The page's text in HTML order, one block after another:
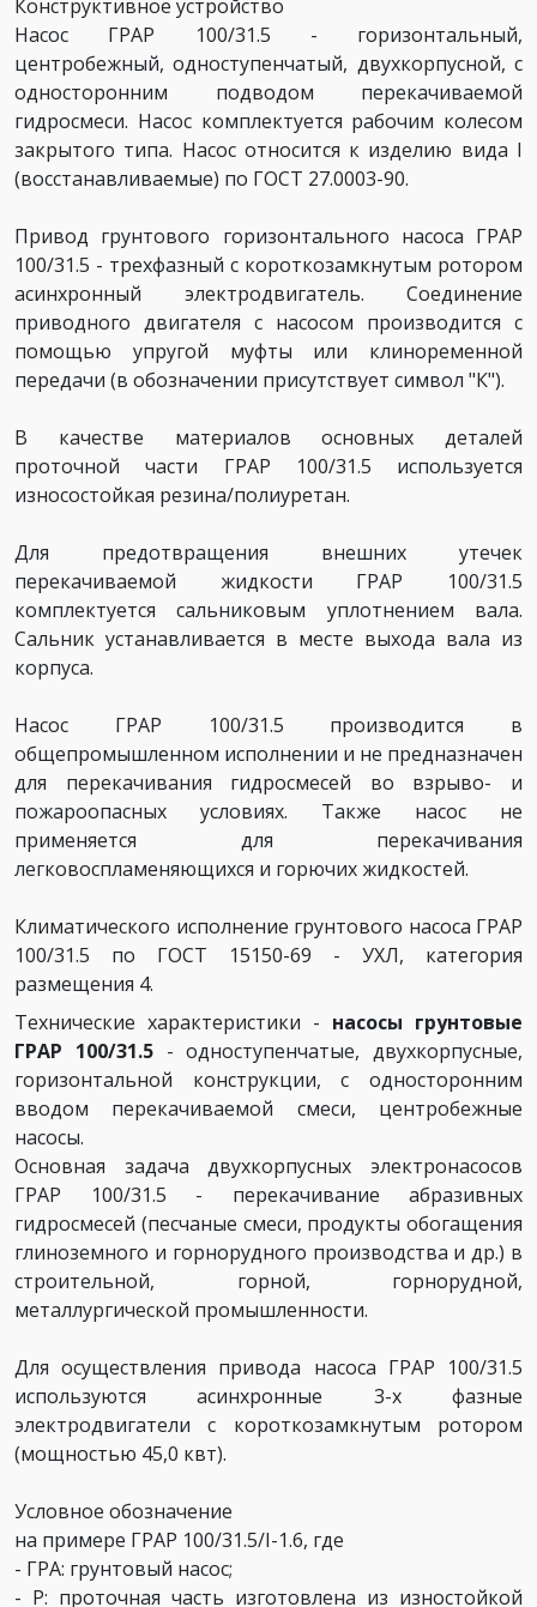
Конструктивное устройство
Насос ГРАР 100/31.5 - горизонтальный,
центробежный, одноступенчатый, двухкорпусной, с
односторонним подводом перекачиваемой
гидросмеси. Насос комплектуется рабочим колесом
закрытого типа. Насос относится к изделию вида I
(восстанавливаемые) по ГОСТ 27.0003-90.
Привод грунтового горизонтального насоса ГРАР
100/31.5 - трехфазный с короткозамкнутым ротором
асинхронный электродвигатель. Соединение
приводного двигателя с насосом производится с
помощью упругой муфты или клиноременной
передачи (в обозначении присутствует символ "К").
В качестве материалов основных деталей
проточной части ГРАР 100/31.5 используется
износостойкая резина/полиуретан.
Для предотвращения внешних утечек
перекачиваемой жидкости ГРАР 100/31.5
комплектуется сальниковым уплотнением вала.
Сальник устанавливается в месте выхода вала из
корпуса.
Насос ГРАР 100/31.5 производится в
общепромышленном исполнении и не предназначен
для перекачивания гидросмесей во взрыво- и
пожароопасных условиях. Также насос не
применяется для перекачивания
легковоспламеняющихся и горючих жидкостей.
Климатического исполнение грунтового насоса ГРАР
100/31.5 по ГОСТ 15150-69 - УХЛ, категория
размещения 4.
Технические характеристики - насосы грунтовые
ГРАР 100/31.5- одноступенчатые, двухкорпусные,
горизонтальной конструкции, с односторонним
вводом перекачиваемой смеси, центробежные
насосы.
Основная задача двухкорпусных электронасосов
ГРАР 100/31.5 - перекачивание абразивных
гидросмесей (песчаные смеси, продукты обогащения
глиноземного и горнорудного производства и др.) в
строительной, горной, горнорудной,
металлургической промышленности.
Для осуществления привода насоса ГРАР 100/31.5
используются асинхронные 3-х фазные
электродвигатели с короткозамкнутым ротором
(мощностью 45,0 квт).
Условное обозначение
на примере ГРАР 100/31.5/I-1.6, где
- ГРА: грунтовый насос;
- Р: проточная часть изготовлена из изностойкой